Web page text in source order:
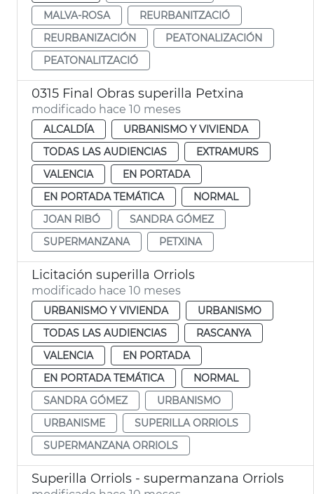
MALVA-ROSA
REURBANITZACIÓ
REURBANIZACIÓN
PEATONALIZACIÓN
PEATONALITZACIÓ
0315 Final Obras superilla Petxina
modificado hace 10 meses
ALCALDÍA
URBANISMO Y VIVIENDA
TODAS LAS AUDIENCIAS
EXTRAMURS
VALENCIA
EN PORTADA
EN PORTADA TEMÁTICA
NORMAL
JOAN RIBÓ
SANDRA GÓMEZ
SUPERMANZANA
PETXINA
Licitación superilla Orriols
modificado hace 10 meses
URBANISMO Y VIVIENDA
URBANISMO
TODAS LAS AUDIENCIAS
RASCANYA
VALENCIA
EN PORTADA
EN PORTADA TEMÁTICA
NORMAL
SANDRA GÓMEZ
URBANISMO
URBANISME
SUPERILLA ORRIOLS
SUPERMANZANA ORRIOLS
Superilla Orriols - supermanzana Orriols